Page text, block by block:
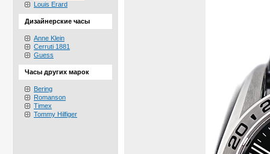
Louis Erard
Дизайнерские часы
Anne Klein
Cerruti 1881
Guess
Часы других марок
Bering
Romanson
Timex
Tommy Hilfiger